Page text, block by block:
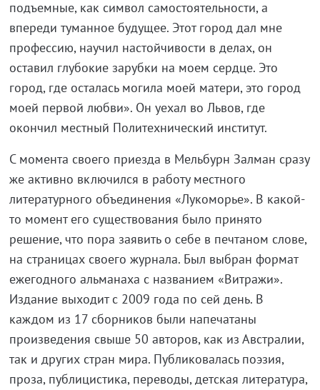
подъемные, как символ самостоятельности, а
впереди туманное будущее. Этот город дал мне
профессию, научил настойчивости в делах, он
оставил глубокие зарубки на моем сердце. Это
город, где осталась могила моей матери, это город
моей первой любви». Он уехал во Львов, где
окончил местный Политехнический институт.
С момента своего приезда в Мельбурн Залман сразу
же активно включился в работу местного
литературного объединения «Лукоморье». В какой-
то момент его существования было принято
решение, что пора заявить о себе в печтаном слове,
на страницах своего журнала. Был выбран формат
ежегодного альманаха с названием «Витражи».
Издание выходит с 2009 года по сей день. В
каждом из 17 сборников были напечатаны
произведения свыше 50 авторов, как из Австралии,
так и других стран мира. Публиковалась поэзия,
проза, публицистика, переводы, детская литература,